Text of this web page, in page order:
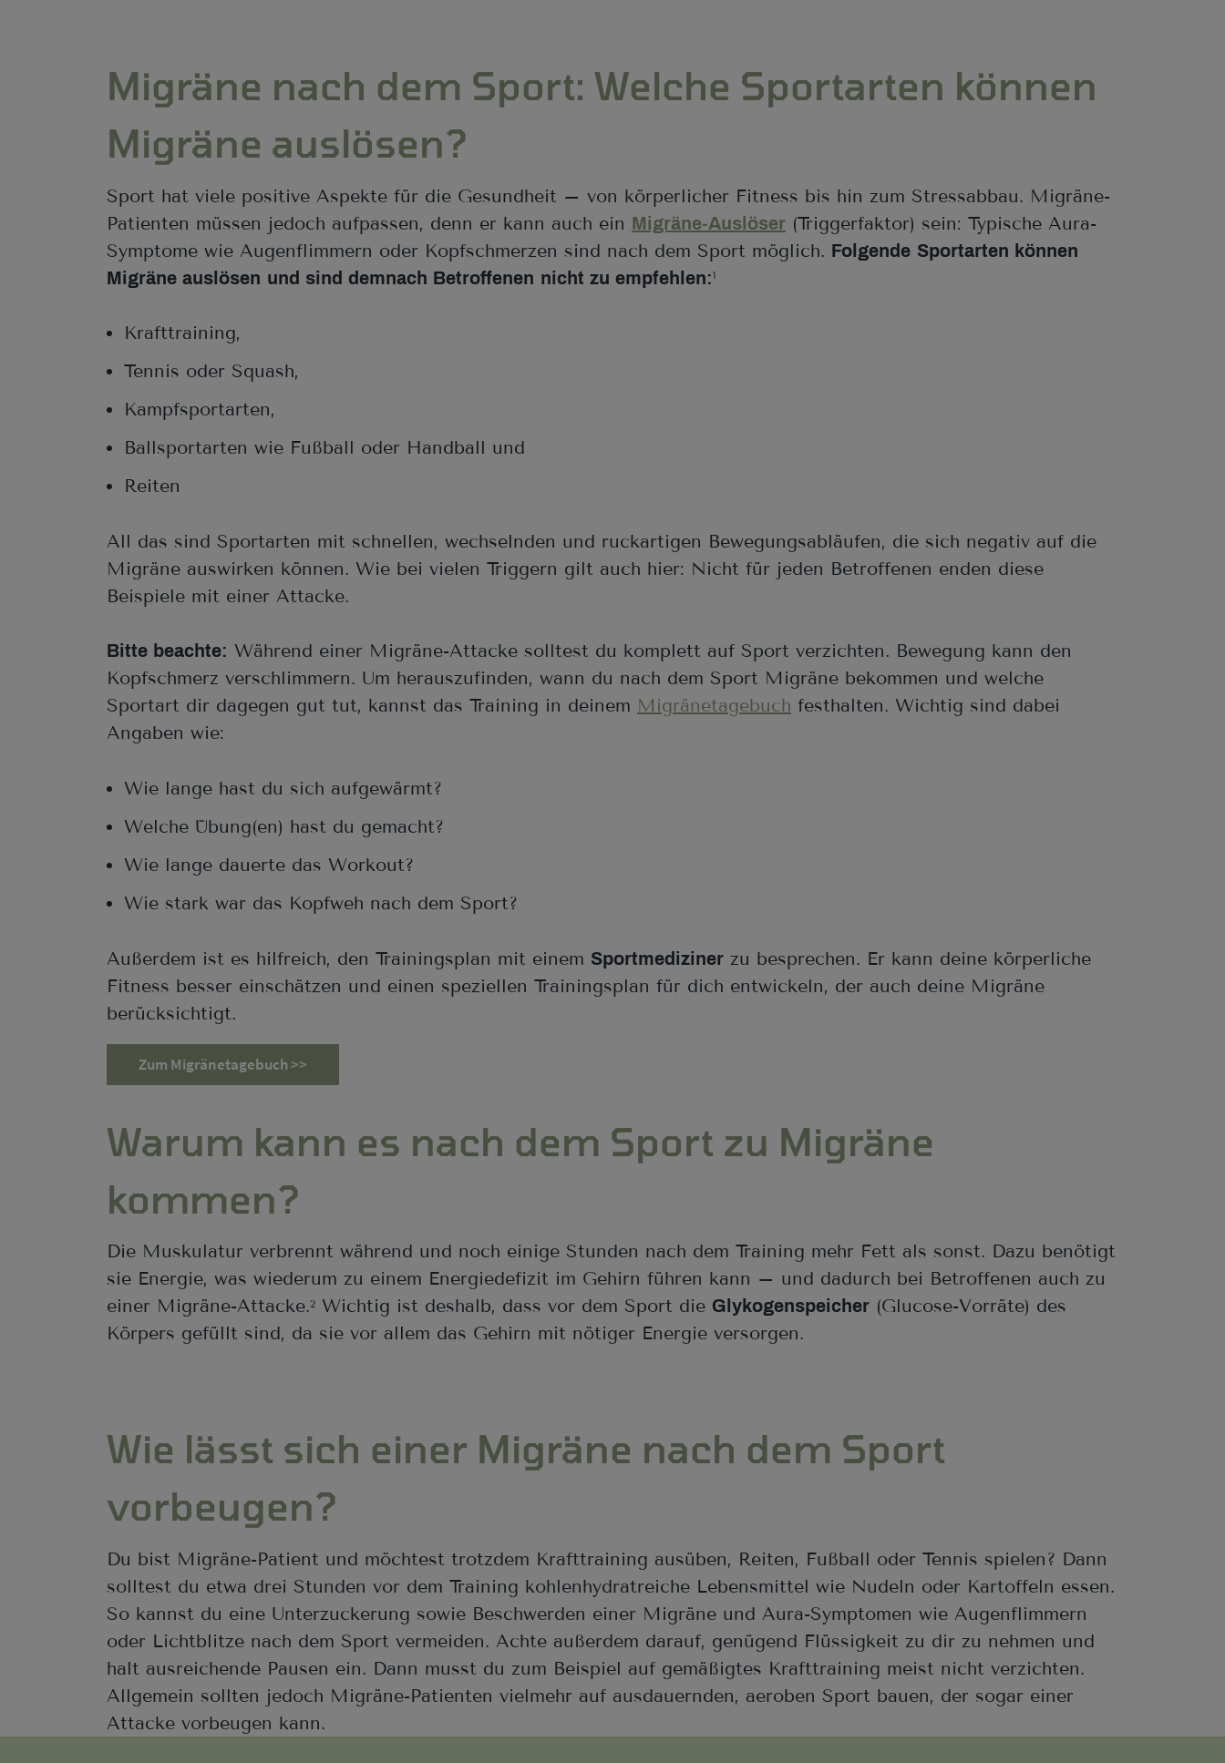
Migräne nach dem Sport: Welche Sportarten können
Migräne auslösen?
Sport hat viele positive Aspekte für die Gesundheit – von körperlicher Fitness bis hin zum Stressabbau. Migräne-
Patienten müssen jedoch aufpassen, denn er kann auch ein Migräne-Auslöser (Triggerfaktor) sein: Typische Aura-
Symptome wie Augenflimmern oder Kopfschmerzen sind nach dem Sport möglich. Folgende Sportarten können
Migräne auslösen und sind demnach Betroffenen nicht zu empfehlen:1
Krafttraining,
Tennis oder Squash,
Kampfsportarten,
Ballsportarten wie Fußball oder Handball und
Reiten
All das sind Sportarten mit schnellen, wechselnden und ruckartigen Bewegungsabläufen, die sich negativ auf die
Migräne auswirken können. Wie bei vielen Triggern gilt auch hier: Nicht für jeden Betroffenen enden diese
Beispiele mit einer Attacke.
Bitte beachte: Während einer Migräne-Attacke solltest du komplett auf Sport verzichten. Bewegung kann den
Kopfschmerz verschlimmern. Um herauszufinden, wann du nach dem Sport Migräne bekommen und welche
Sportart dir dagegen gut tut, kannst das Training in deinem Migränetagebuch festhalten. Wichtig sind dabei
Angaben wie:
Wie lange hast du sich aufgewärmt?
Welche Übung(en) hast du gemacht?
Wie lange dauerte das Workout?
Wie stark war das Kopfweh nach dem Sport?
Außerdem ist es hilfreich, den Trainingsplan mit einem Sportmediziner zu besprechen. Er kann deine körperliche
Fitness besser einschätzen und einen speziellen Trainingsplan für dich entwickeln, der auch deine Migräne
berücksichtigt.
Zum Migränetagebuch >>
Warum kann es nach dem Sport zu Migräne
kommen?
Die Muskulatur verbrennt während und noch einige Stunden nach dem Training mehr Fett als sonst. Dazu benötigt
sie Energie, was wiederum zu einem Energiedefizit im Gehirn führen kann – und dadurch bei Betroffenen auch zu
einer Migräne-Attacke.2 Wichtig ist deshalb, dass vor dem Sport die Glykogenspeicher (Glucose-Vorräte) des
Körpers gefüllt sind, da sie vor allem das Gehirn mit nötiger Energie versorgen.
Wie lässt sich einer Migräne nach dem Sport
vorbeugen?
Du bist Migräne-Patient und möchtest trotzdem Krafttraining ausüben, Reiten, Fußball oder Tennis spielen? Dann
solltest du etwa drei Stunden vor dem Training kohlenhydratreiche Lebensmittel wie Nudeln oder Kartoffeln essen.
So kannst du eine Unterzuckerung sowie Beschwerden einer Migräne und Aura-Symptomen wie Augenflimmern
oder Lichtblitze nach dem Sport vermeiden. Achte außerdem darauf, genügend Flüssigkeit zu dir zu nehmen und
halt ausreichende Pausen ein. Dann musst du zum Beispiel auf gemäßigtes Krafttraining meist nicht verzichten.
Allgemein sollten jedoch Migräne-Patienten vielmehr auf ausdauernden, aeroben Sport bauen, der sogar einer
Attacke vorbeugen kann.